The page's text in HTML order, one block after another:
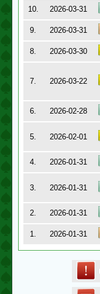
10. 2026-03-31
9.
2026-03-31
8.
2026-03-30
7. 2026-03-22
6. 2026-02-28
5. 2026-02-01
4. 2026-01-31
3. 2026-01-31
2.
2026-01-31
1.
2026-01-31